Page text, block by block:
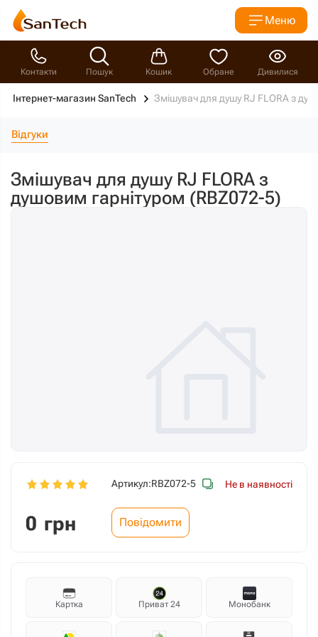
Меню
Контакти Пошук Кошик Обране Дивилися
Інтернет-магазин SanTech Змішувач для душу RJ FLORA з
Відгуки
Змішувач для душу RJ FLORA з
душовим гарнітуром (RBZ072-5)
Артикул:RBZ072-5 Не в наявності
0 грн Повідомити
Картка Приват 24 Монобанк